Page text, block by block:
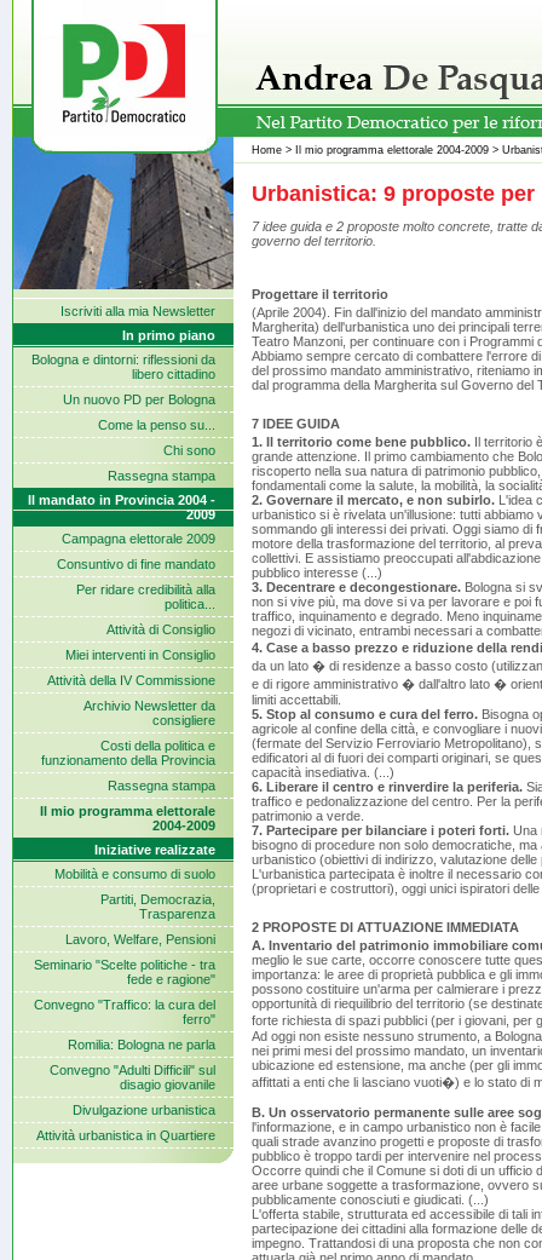
Iscriviti alla mia Newsletter
In primo piano
Bologna e dintorni: riflessioni da
libero cittadino
Un nuovo PD per Bologna
Come la penso su...
Chi sono
Rassegna stampa
Il mandato in Provincia 2004 -
2009
Campagna elettorale 2009
Consuntivo di fine mandato
Per ridare credibilità alla
politica...
Attività di Consiglio
Miei interventi in Consiglio
Attività della IV Commissione
Archivio Newsletter da
consigliere
Costi della politica e
funzionamento della Provincia
Rassegna stampa
Il mio programma elettorale
2004-2009
Iniziative realizzate
Mobilità e consumo di suolo
Partiti, Democrazia,
Trasparenza
Lavoro, Welfare, Pensioni
Seminario "Scelte politiche - tra
fede e ragione"
Convegno "Traffico: la cura del
ferro"
Romilia: Bologna ne parla
Convegno "Adulti Difficili" sul
disagio giovanile
Divulgazione urbanistica
Attività urbanistica in Quartiere
Home > Il mio programma elettorale 2004-2009 >
Urbanistica: 9 proposte per
7 idee guida e 2 proposte molto concrete, tratte
governo del territorio.
Progettare il territorio
(Aprile 2004). Fin dall'inizio del mandato
Margherita) dell'urbanistica uno dei principali
Teatro Manzoni, per continuare con i
Abbiamo sempre cercato di combattere l'errore
del prossimo mandato amministrativo, riteniamo
dal programma della Margherita sul Governo del
7 IDEE GUIDA
1. Il territorio come bene pubblico. Il territorio
grande attenzione. Il primo cambiamento che
riscoperto nella sua natura di patrimonio
fondamentali come la salute, la mobilità, la
2. Governare il mercato, e non subirlo. L'idea
urbanistico si è rivelata un'illusione: tutti
sommando gli interessi dei privati. Oggi siamo di
motore della trasformazione del territorio, al
collettivi. E assistiamo preoccupati
pubblico interesse (...)
3. Decentrare e decongestionare. Bologna si
non si vive più, ma dove si va per lavorare e poi
traffico, inquinamento e degrado. Meno
negozi di vicinato, entrambi necessari a
4. Case a basso prezzo e riduzione della
da un lato � di residenze a basso costo
e di rigore amministrativo � dall'altro lato �
limiti accettabili.
5. Stop al consumo e cura del ferro. Bisogna
agricole al confine della città, e convogliare i
(fermate del Servizio Ferroviario Metropolitano),
edificatori al di fuori dei comparti originari, se
capacità insediativa. (...)
6. Liberare il centro e rinverdire la periferia.
traffico e pedonalizzazione del centro. Per la
patrimonio a verde.
7. Partecipare per bilanciare i poteri forti. Una
bisogno di procedure non solo democratiche,
urbanistico (obiettivi di indirizzo, valutazione
L'urbanistica partecipata è inoltre il necessario
(proprietari e costruttori), oggi unici ispiratori
2 PROPOSTE DI ATTUAZIONE IMMEDIATA
A. Inventario del patrimonio immobiliare
meglio le sue carte, occorre conoscere tutte
importanza: le aree di proprietà pubblica e gli
possono costituire un'arma per calmierare i
opportunità di riequilibrio del territorio (se
forte richiesta di spazi pubblici (per i giovani, per
Ad oggi non esiste nessuno strumento, a
nei primi mesi del prossimo mandato, un
ubicazione ed estensione, ma anche (per gli
affittati a enti che li lasciano vuoti�) e lo stato di
B. Un osservatorio permanente sulle aree
l'informazione, e in campo urbanistico non è
quali strade avanzino progetti e proposte di
pubblico è troppo tardi per intervenire nel
Occorre quindi che il Comune si doti di un ufficio
aree urbane soggette a trasformazione, ovvero
pubblicamente conosciuti e giudicati. (...)
L'offerta stabile, strutturata ed accessibile di tali
partecipazione dei cittadini alla formazione delle
impegno. Trattandosi di una proposta che non